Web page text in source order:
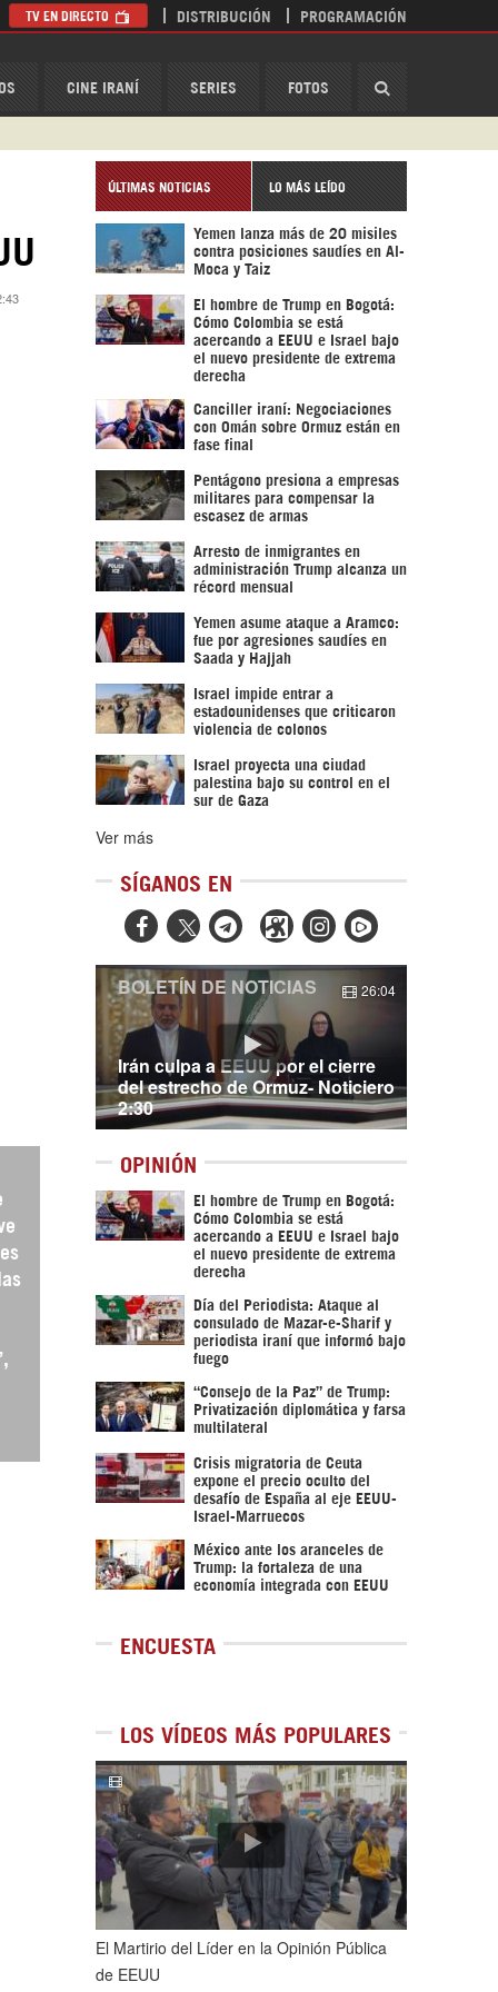
CINE IRANÍ SERIES FOTOS
TV EN DIRECTO DISTRIBUCIÓN PROGRAMACIÓN
ÚLTIMAS NOTICIAS LO MÁS LEÍDO
Yemen lanza más de 20 misiles
contra posiciones saudíes en Al-
Moca y Taiz
El hombre de Trump en Bogotá:
Cómo Colombia se está
acercando a EEUU e Israel bajo
el nuevo presidente de extrema
derecha
Canciller iraní: Negociaciones
con Omán sobre Ormuz están en
fase final
Pentágono presiona a empresas
militares para compensar la
escasez de armas
Arresto de inmigrantes en
administración Trump alcanza un
récord mensual
Yemen asume ataque a Aramco:
fue por agresiones saudíes en
Saada y Hajjah
Israel impide entrar a
estadounidenses que criticaron
violencia de colonos
Israel proyecta una ciudad
palestina bajo su control en el
sur de Gaza
Ver más
SÍGANOS EN
  
Irán culpa a EEUU por el cierre
del estrecho de Ormuz- Noticiero
2:30
BOLETÍN DE NOTICIAS 26:04
OPINIÓN
El hombre de Trump en Bogotá:
Cómo Colombia se está
acercando a EEUU e Israel bajo
el nuevo presidente de extrema
derecha
Día del Periodista: Ataque al
consulado de Mazar-e-Sharif y
periodista iraní que informó bajo
fuego
“Consejo de la Paz” de Trump:
Privatización diplomática y farsa
multilateral
Crisis migratoria de Ceuta
expone el precio oculto del
desafío de España al eje EEUU-
Israel-Marruecos
México ante los aranceles de
Trump: la fortaleza de una
economía integrada con EEUU
ENCUESTA
LOS VÍDEOS MÁS POPULARES
1de5
El Martirio del Líder en la Opinión Pública
de EEUU